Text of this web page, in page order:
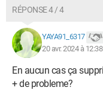
RÉPONSE 4 / 4
YAYA91_6317
20 avr. 2024 à 12:38
En aucun cas ça
+ de probleme?